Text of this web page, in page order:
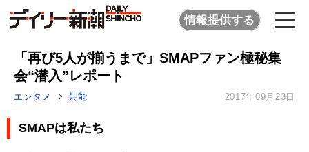
情報提供する
「再び5人が揃うまで」SMAPファン極秘集
会“潜入”レポート
エンタメ 芸能 2017年09月23日
SMAPは私たち